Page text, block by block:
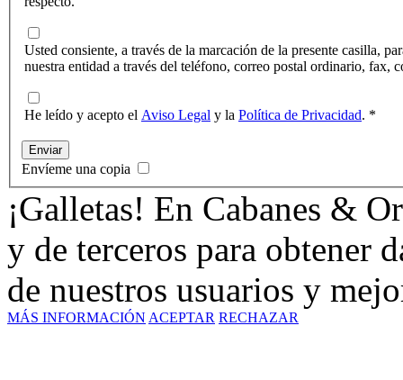
Usted consiente, a través de la marcación de la presente casilla,
nuestra entidad a través del teléfono, correo postal ordinario, fax,
He leído y acepto el Aviso Legal y la Política de Privacidad. *
Enviar
Envíeme una copia
¡Galletas! En Cabanes &
y de terceros para obtener
de nuestros usuarios y
MÁS INFORMACIÓN ACEPTAR RECHAZAR